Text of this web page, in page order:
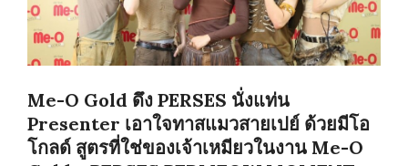
Me-O Gold ดึง PERSES นั่งแท่น
Presenter เอาใจทาสแมวสายเปย์ ด้วยมีโอ
โกลด์ สูตรที่ใช่ของเจ้าเหมียวในงาน Me-O